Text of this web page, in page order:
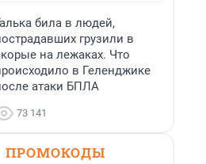
била в людей,
грузили в
на лежаках. Что
в Геленджике
атаки БПЛА
73 141
ПРОМОКОДЫ